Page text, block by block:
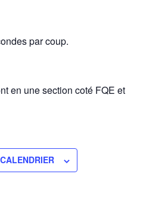
par coup.
en une section coté FQE et